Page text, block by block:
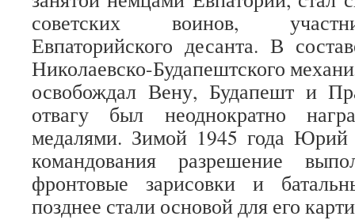
советских воинов,
Евпаторийского десанта. В
Николаевско-Будапештского
освобождал Вену, Будапешт и
отвагу был неоднократно
медалями. Зимой 1945 года Юрий
командования разрешение
фронтовые зарисовки и
позднее стали основой для его